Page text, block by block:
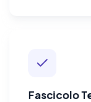
Fascicolo